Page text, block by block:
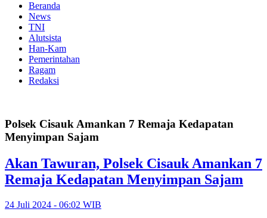
Beranda
News
TNI
Alutsista
Han-Kam
Pemerintahan
Ragam
Redaksi
Polsek Cisauk Amankan 7 Remaja Kedapatan
Menyimpan Sajam
Akan Tawuran, Polsek Cisauk Amankan 7
Remaja Kedapatan Menyimpan Sajam
24 Juli 2024 - 06:02 WIB